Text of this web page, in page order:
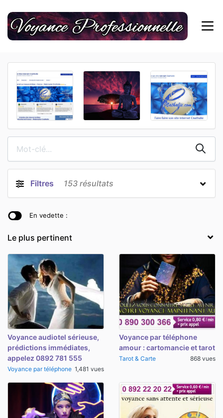
Filtres 153 résultats
En vedette :
Voyance audiotel sérieuse,
prédictions immédiates,
appelez 0892 781 555
Voyance par téléphone 1,481 vues
Voyance par téléphone
amour : cartomancie et tarot
Tarot & Carte 868 vues